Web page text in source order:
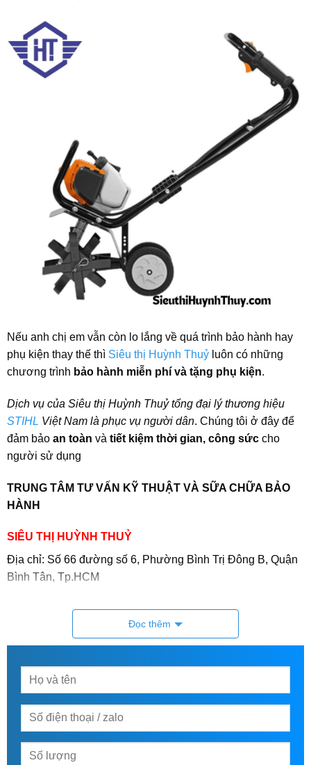
Nếu anh chị em vẫn còn lo lắng về quá trình bảo hành hay
phụ kiện thay thế thì Siêu thị Huỳnh Thuỷluôn có những
chương trình bảo hành miễn phí và tặng phụ kiện.
Dịch vụ của Siêu thị Huỳnh Thuỷ tổng đại lý thương hiệu
STIHL Việt Nam là phục vụ người dân. Chúng tôi ở đây để
đảm bảo an toàn và tiết kiệm thời gian, công sứccho
người sử dụng
TRUNG TÂM TƯ VẤN KỸ THUẬT VÀ SỮA CHỮA BẢO
HÀNH
SIÊU THỊ HUỲNH THUỶ
Địa chỉ: Số 66 đường số 6, Phường Bình Trị Đông B, Quận
Bình Tân, Tp.HCM
0903.312.609Mrs Nga /0938.884.888
Đọc thêm